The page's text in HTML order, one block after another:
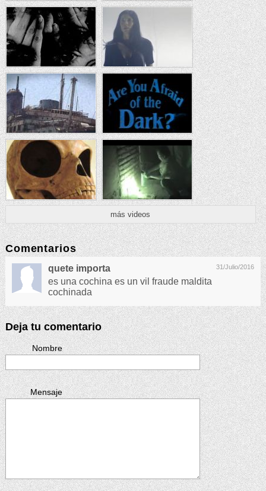
más videos
Comentarios
31/Julio/2016
quete importa
es una cochina es un vil fraude maldita
cochinada
Deja tu comentario
Nombre
Mensaje